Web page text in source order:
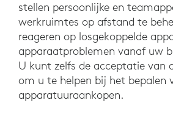
stellen persoonlijke en
werkruimtes op afstand te
reageren op losgekoppelde
apparaatproblemen vanaf uw
U kunt zelfs de acceptatie van
om u te helpen bij het bepalen
apparatuuraankopen.